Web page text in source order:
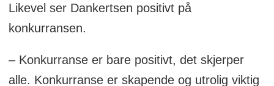
Likevel ser Dankertsen positivt på
konkurransen.
– Konkurranse er bare positivt, det skjerper
alle. Konkurranse er skapende og utrolig viktig